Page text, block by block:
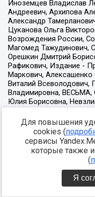
Для повышения
cookies (
сервисы
которые также
(
Я